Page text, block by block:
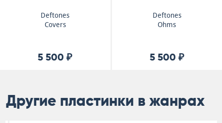
Deftones
Covers
5 500 ₽
Deftones
Ohms
5 500 ₽
Другие пластинки в жанрах